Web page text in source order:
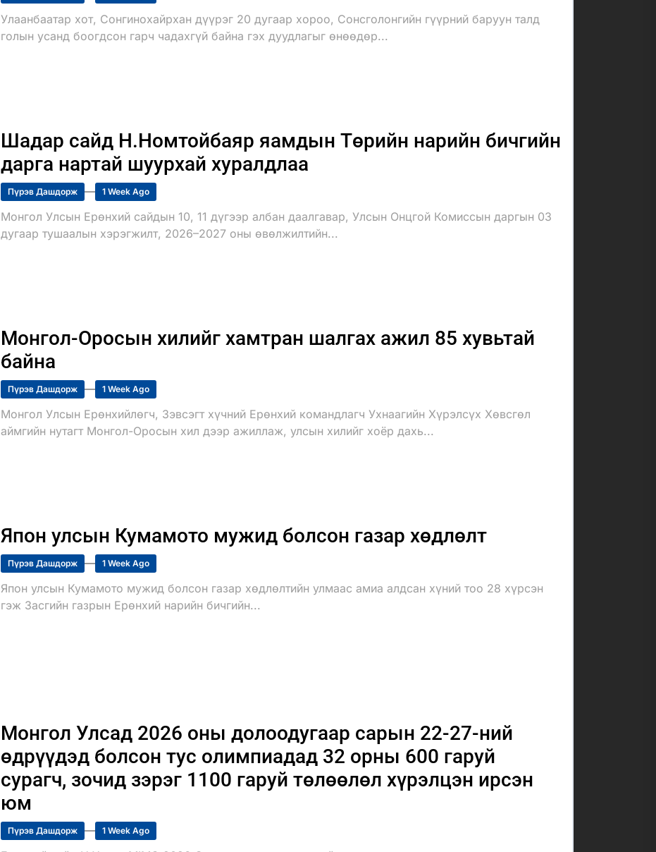
Улаанбаатар хот, Сонгинохайрхан дүүрэг 20 дугаар хороо, Сонсголонгийн гүүрний баруун талд
голын усанд боогдсон гарч чадахгүй байна гэх дуудлагыг өнөөдөр...
Шадар сайд Н.Номтойбаяр яамдын Төрийн нарийн бичгийн
дарга нартай шуурхай хуралдлаа
Пүрэв Дашдорж 1 Week Ago
Монгол Улсын Ерөнхий сайдын 10, 11 дүгээр албан даалгавар, Улсын Онцгой Комиссын даргын 03
дугаар тушаалын хэрэгжилт, 2026–2027 оны өвөлжилтийн...
Монгол-Оросын хилийг хамтран шалгах ажил 85 хувьтай
байна
Пүрэв Дашдорж 1 Week Ago
Монгол Улсын Ерөнхийлөгч, Зэвсэгт хүчний Ерөнхий командлагч Ухнаагийн Хүрэлсүх Хөвсгөл
аймгийн нутагт Монгол-Оросын хил дээр ажиллаж, улсын хилийг хоёр дахь...
Япон улсын Кумамото мужид болсон газар хөдлөлт
Пүрэв Дашдорж 1 Week Ago
Япон улсын Кумамото мужид болсон газар хөдлөлтийн улмаас амиа алдсан хүний тоо 28 хүрсэн
гэж Засгийн газрын Ерөнхий нарийн бичгийн...
Монгол Улсад 2026 оны долоодугаар сарын 22-27-ний
өдрүүдэд болсон тус олимпиадад 32 орны 600 гаруй
сурагч, зочид зэрэг 1100 гаруй төлөөлөл хүрэлцэн ирсэн
юм
Пүрэв Дашдорж 1 Week Ago